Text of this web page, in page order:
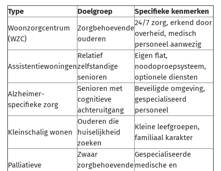
Type Doelgroep
Specifieke kenmerken
Woonzorgcentrum
(WZC)
Zorgbehoevende
ouderen
24/7 zorg, erkend door
overheid, medisch
personeel aanwezig
Assistentiewoningen
Relatief
zelfstandige
senioren
Eigen flat,
noodoproepsysteem,
optionele diensten
Alzheimer-
specifieke zorg
Senioren met
cognitieve
achteruitgang
Beveiligde omgeving,
gespecialiseerd
personeel
Kleinschalig wonen
Ouderen die
huiselijkheid
zoeken
Kleine leefgroepen,
familiaal karakter
Palliatieve
Zwaar
zorgbehoevende
Gespecialiseerde
medische en